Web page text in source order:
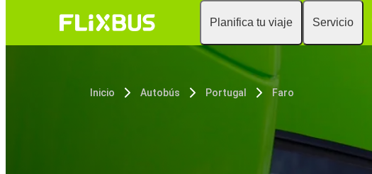
Planifica tu viaje Servicio
Inicio Autobús Portugal Faro